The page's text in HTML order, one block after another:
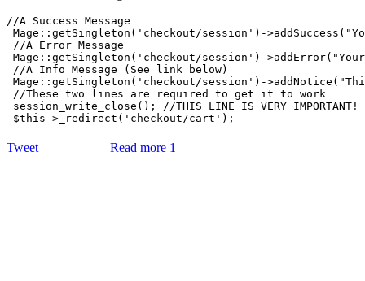
//A Success Message
Mage::getSingleton('checkout/session')-
//A Error Message
Mage::getSingleton('checkout/session')-
//A Info Message (See link below)
Mage::getSingleton('checkout/session')-
//These two lines are required to get it to work
session_write_close(); //THIS LINE IS VERY IMPORTANT!
Tweet Read more 1